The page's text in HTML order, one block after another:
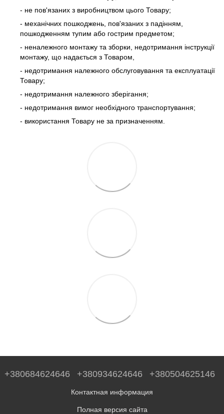
- не пов'язаних з виробництвом цього Товару;
- механічних пошкоджень, пов'язаних з падінням,
пошкодженням тупим або гострим предметом;
- неналежного монтажу та зборки, недотримання інструкції
монтажу, що надається з Товаром,
- недотримання належного обслуговування та експлуатації
Товару;
- недотримання належного зберігання;
- недотримання вимог необхідного транспортування;
- використання Товару не за призначенням.
+380684624646 +380934624646 +380504625146
Контактная информация
Полная версия сайта